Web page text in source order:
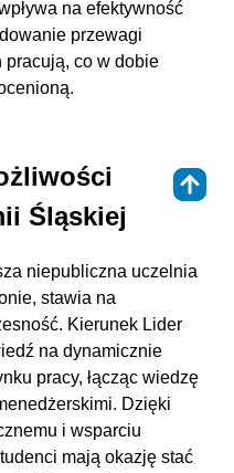
na efektywność
przewagi
pracują, co w dobie
Śląskiej
niepubliczna uczelnia
stawia na
Kierunek Lider
na dynamicznie
pracy, łącząc wiedzę
Dzięki
i wsparciu
mają okazję stać